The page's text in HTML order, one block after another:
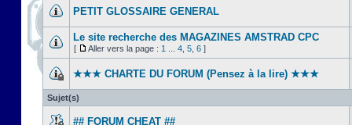
PETIT GLOSSAIRE GENERAL
Le site recherche des MAGAZINES AMSTRAD CPC
[ Aller vers la page : 1 4 5 6 ]
★★★ CHARTE DU FORUM (Pensez à la lire) ★★★
Sujet(s)
## FORUM CHEAT ##